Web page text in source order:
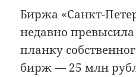
Биржа «Санкт-
недавно
планку
бирж — 25 млн